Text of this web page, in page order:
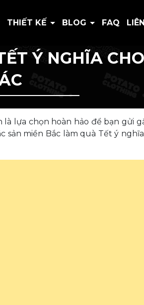
THIẾT KẾ BLOG FAQ
Ý NGHĨA
lựa chọn hoàn hảo để bạn gửi
miền Bắc làm quà Tết ý